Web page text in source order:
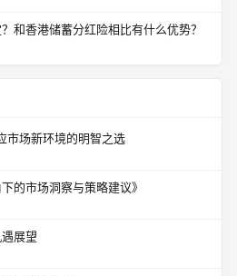
和香港储蓄分红险相比有什么优势？
市场新环境的明智之选
的市场洞察与策略建议》
展望